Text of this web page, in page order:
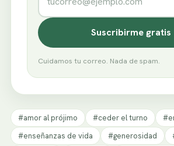
Suscribirme gratis
Cuidamos tu correo. Nada de spam.
#amor al prójimo #ceder el turno
#enseñanzas de vida
#generosidad